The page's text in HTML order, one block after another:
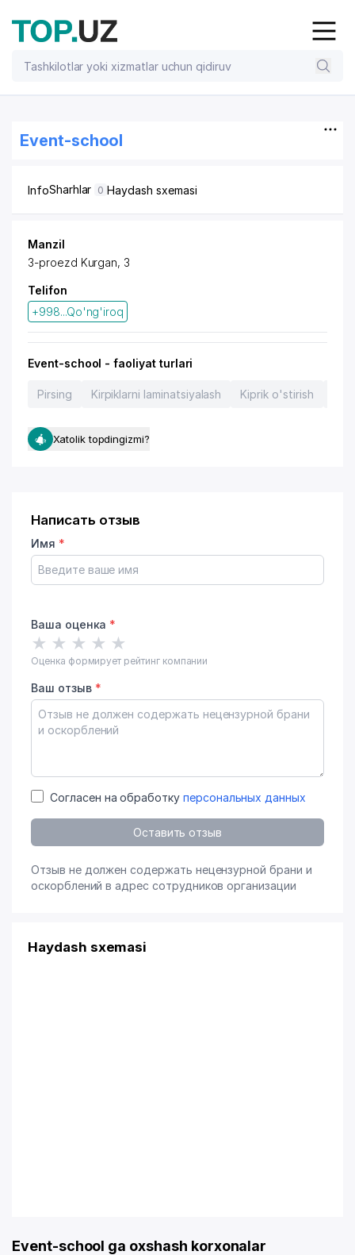
Event-school
InfoSharhlar 0 Haydash sxemasi
Manzil
3-proezd Kurgan, 3
Telifon
+998...Qo'ng'iroq
Event-school - faoliyat turlari
Pirsing Kirpiklarni laminatsiyalash Kiprik o'stirish
Xatolik topdingizmi?
Написать отзыв
Имя *
Ваша оценка *
★ ★ ★ ★ ★
Оценка формирует рейтинг компании
Ваш отзыв *
Согласен на обработку персональных данных
Оставить отзыв
Отзыв не должен содержать нецензурной брани и
оскорблений в адрес сотрудников организации
Haydash sxemasi
Event-school ga oxshash korxonalar